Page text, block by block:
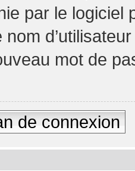
par le
mot de
de connexion